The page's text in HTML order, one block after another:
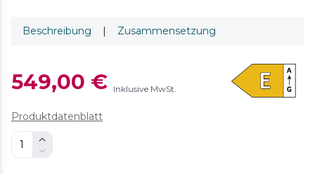
Beschreibung | Zusammensetzung
549,00 € Inklusive MwSt.
Produktdatenblatt